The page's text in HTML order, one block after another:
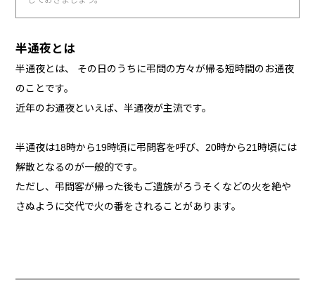
半通夜とは
半通夜とは、 その日のうちに弔問の方々が帰る短時間のお通夜
のことです。
近年のお通夜といえば、半通夜が主流です。
半通夜は18時から19時頃に弔問客を呼び、20時から21時頃には
解散となるのが一般的です。
ただし、弔問客が帰った後もご遺族がろうそくなどの火を絶や
さぬように交代で火の番をされることがあります。